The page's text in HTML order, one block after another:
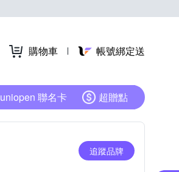
購物車 帳號綁定送
uniopen 聯名卡 超贈點
追蹤品牌